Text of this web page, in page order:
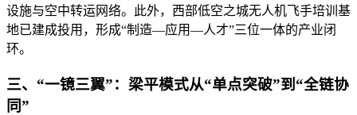
设施与空中转运网络。此外，西部低空之城无人机飞手培训基
地已建成投用，形成“制造—应用—人才”三位一体的产业闭
环。
三、“一镜三翼”：梁平模式从“单点突破”到“全链协
同”